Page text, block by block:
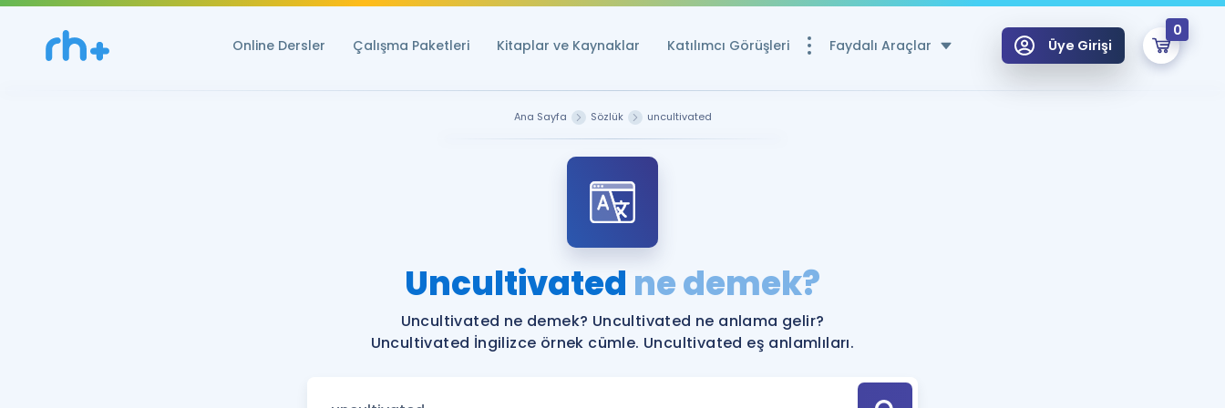
Online Dersler Çalışma Paketleri Kitaplar ve Kaynaklar Katılımcı Görüşleri Faydalı Araçlar
Ücretsiz Kaynaklar
YDS ve YÖKDİL Puan Hesaplama Aracı
YDS ve YÖKDİL'e Hazırlananlar için Öneriler
Tüm ÖSYM Sınavları Tek Takvimde
Üye Girişi
0
Remzi Hoca ile seni sınava hazırlayacak onlarca eğitim seni bekliyor!
Ana Sayfa Sözlük uncultivated
Uncultivated ne demek?
Uncultivated ne demek? Uncultivated ne anlama gelir?
Uncultivated İngilizce örnek cümle. Uncultivated eş anlamlıları.